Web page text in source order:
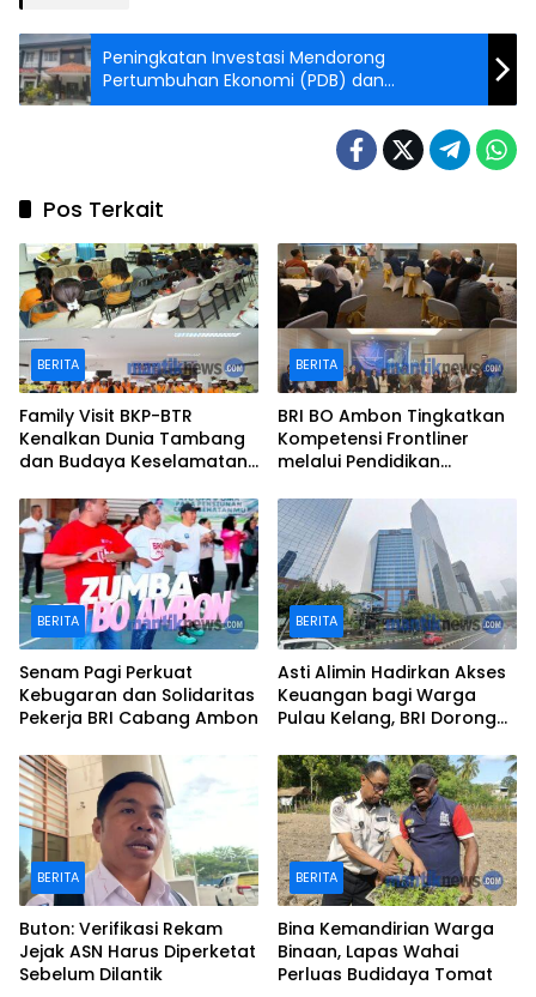
Peningkatan Investasi Mendorong
Pertumbuhan Ekonomi (PDB) dan
Menciptakan Lapangan Kerja Serta
Mengurangi Pengangguran, Meningkatkan
Pos Terkait
BERITA
Family Visit BKP-BTR
Kenalkan Dunia Tambang
dan Budaya Keselamatan
Karyawan
BERITA
BRI BO Ambon Tingkatkan
Kompetensi Frontliner
melalui Pendidikan
BERITA
Senam Pagi Perkuat
Kebugaran dan Solidaritas
Pekerja BRI Cabang Ambon
BERITA
Asti Alimin Hadirkan Akses
Keuangan bagi Warga
Pulau Kelang, BRI Dorong
Kepulauan
BERITA
Buton: Verifikasi Rekam
Jejak ASN Harus Diperketat
Sebelum Dilantik
BERITA
Bina Kemandirian Warga
Binaan, Lapas Wahai
Perluas Budidaya Tomat